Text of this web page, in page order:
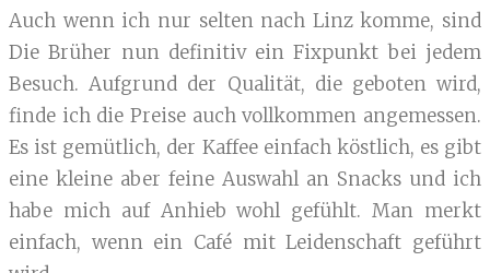
Auch wenn ich nur selten nach Linz komme, sind
Die Brüher nun definitiv ein Fixpunkt bei jedem
Besuch. Aufgrund der Qualität, die geboten wird,
finde ich die Preise auch vollkommen angemessen.
Es ist gemütlich, der Kaffee einfach köstlich, es gibt
eine kleine aber feine Auswahl an Snacks und ich
habe mich auf Anhieb wohl gefühlt. Man merkt
einfach, wenn ein Café mit Leidenschaft geführt